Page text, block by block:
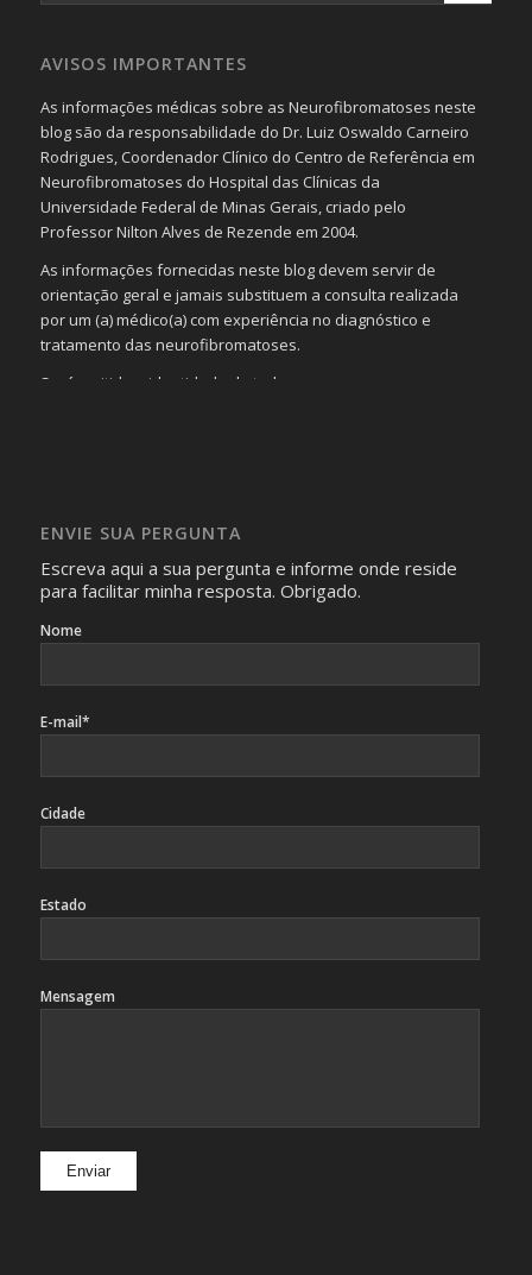
AVISOS IMPORTANTES
As informações médicas sobre as Neurofibromatoses neste
blog são da responsabilidade do Dr. Luiz Oswaldo Carneiro
Rodrigues, Coordenador Clínico do Centro de Referência em
Neurofibromatoses do Hospital das Clínicas da
Universidade Federal de Minas Gerais, criado pelo
Professor Nilton Alves de Rezende em 2004.
As informações fornecidas neste blog devem servir de
orientação geral e jamais substituem a consulta realizada
por um (a) médico(a) com experiência no diagnóstico e
tratamento das neurofibromatoses.
Será omitida a identidade de todas as pessoas que
identificação da pessoa fotografada.
ENVIE SUA PERGUNTA
Escreva aqui a sua pergunta e informe onde reside
para facilitar minha resposta. Obrigado.
Nome
E-mail*
Cidade
Estado
Mensagem